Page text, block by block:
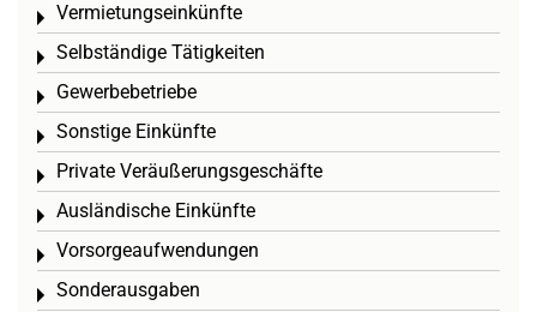
Vermietungseinkünfte
Toggle menu
Selbständige Tätigkeiten
Toggle menu
Gewerbebetriebe
Toggle menu
Sonstige Einkünfte
Toggle menu
Private Veräußerungsgeschäfte
Toggle menu
Ausländische Einkünfte
Toggle menu
Vorsorgeaufwendungen
Toggle menu
Sonderausgaben
Toggle menu